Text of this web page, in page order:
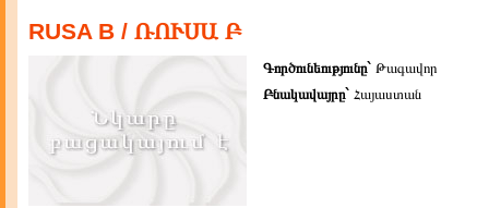
RUSA B / ՌՈՒՍԱ Բ
Գործունեությունը` Թագավոր
Բնակավայրը` Հայաստան